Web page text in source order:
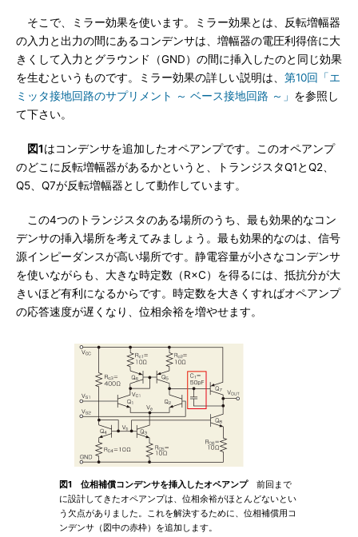
そこで、ミラー効果を使います。ミラー効果とは、反転増幅器
の入力と出力の間にあるコンデンサは、増幅器の電圧利得倍に大
きくして入力とグラウンド（GND）の間に挿入したのと同じ効果
を生むというものです。ミラー効果の詳しい説明は、 第10回「エ
ミッタ接地回路のサプリメント ～ ベース接地回路 ～」 を参照し
て下さい。
図1はコンデンサを追加したオペアンプです。このオペアンプ
のどこに反転増幅器があるかというと、トランジスタQ1とQ2、
Q5、Q7が反転増幅器として動作しています。
この4つのトランジスタのある場所のうち、最も効果的なコン
デンサの挿入場所を考えてみましょう。最も効果的なのは、信号
源インピーダンスが高い場所です。静電容量が小さなコンデンサ
を使いながらも、大きな時定数（R×C）を得るには、抵抗分が大
きいほど有利になるからです。時定数を大きくすればオペアンプ
の応答速度が遅くなり、位相余裕を増やせます。
図1 位相補償コンデンサを挿入したオペアンプ前回まで
に設計してきたオペアンプは、位相余裕がほとんどないとい
う欠点がありました。これを解決するために、位相補償用コ
ンデンサ（図中の赤枠）を追加します。